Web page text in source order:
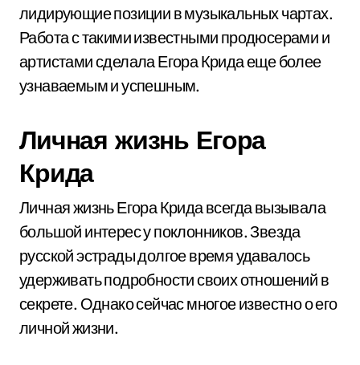
лидирующие позиции в музыкальных чартах.
Работа с такими известными продюсерами и
артистами сделала Егора Крида еще более
узнаваемым и успешным.
Личная жизнь Егора
Крида
Личная жизнь Егора Крида всегда вызывала
большой интерес у поклонников. Звезда
русской эстрады долгое время удавалось
удерживать подробности своих отношений в
секрете. Однако сейчас многое известно о его
личной жизни.